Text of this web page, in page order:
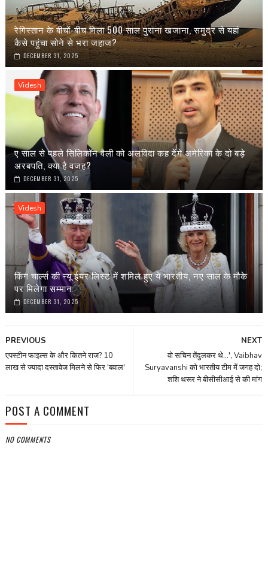
रेगिस्तान के बीचों-बीच मिला 500 साल पुराना खजाना, समुद्र से यहां
कैसे पहुंचा सोने से भरा जहाज?
DECEMBER 31, 2025
Videsh
ए साल से पहले सिलिकॉन वैली को अलविदा कह देंगे अमेरिका के दो बड़े
अरबपति, क्या है वजह?
DECEMBER 31, 2025
Videsh
किंग चार्ल्स की न्यू ईयर लिस्ट में शमिल हुए ये भारतीय, नए साल के मौके
पर मिलेगा सम्मान
DECEMBER 31, 2025
NEXT
वो सचिन तेंदुलकर थे...', Vaibhav
Suryavanshi को भारतीय टीम में जगह दो;
शशि थरूर ने बीसीसीआई से की मांग
PREVIOUS
एपस्टीन फाइल्स के और कितने राज? 10
लाख से ज्यादा दस्तावेज मिलने से फिर 'बवाल'
POST A COMMENT
NO COMMENTS